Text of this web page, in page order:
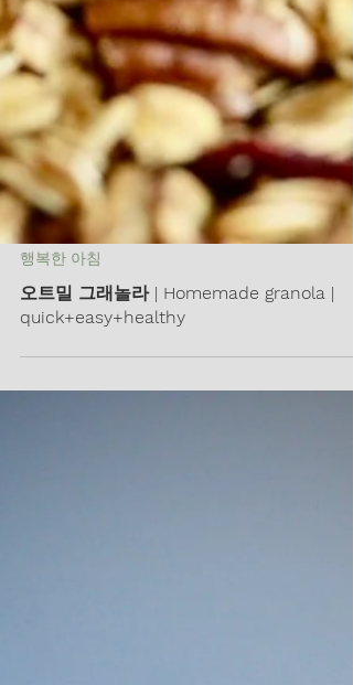
행복한 아침
quick+easy+healthy